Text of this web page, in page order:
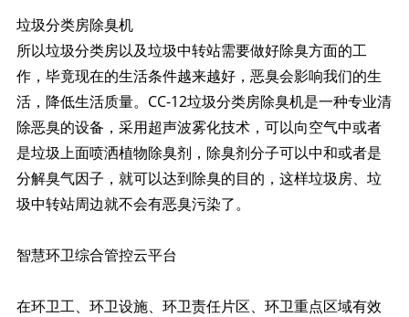
垃圾分类房除臭机
所以垃圾分类房以及垃圾中转站需要做好除臭方面的工
作，毕竟现在的生活条件越来越好，恶臭会影响我们的生
活，降低生活质量。CC-12垃圾分类房除臭机是一种专业清
除恶臭的设备，采用超声波雾化技术，可以向空气中或者
是垃圾上面喷洒植物除臭剂，除臭剂分子可以中和或者是
分解臭气因子，就可以达到除臭的目的，这样垃圾房、垃
圾中转站周边就不会有恶臭污染了。
智慧环卫综合管控云平台
在环卫工、环卫设施、环卫责任片区、环卫重点区域有效